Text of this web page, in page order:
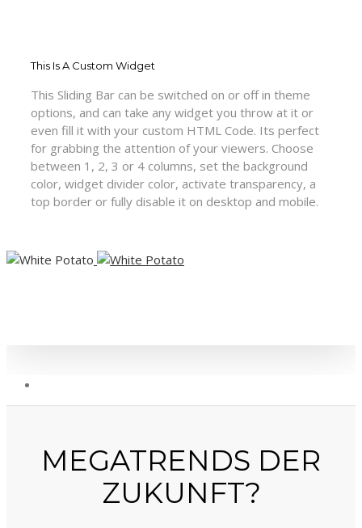
This Is A Custom Widget
This Sliding Bar can be switched on or off in theme
options, and can take any widget you throw at it or
even fill it with your custom HTML Code. Its perfect
for grabbing the attention of your viewers. Choose
between 1, 2, 3 or 4 columns, set the background
color, widget divider color, activate transparency, a
top border or fully disable it on desktop and mobile.
MEGATRENDS DER
ZUKUNFT?